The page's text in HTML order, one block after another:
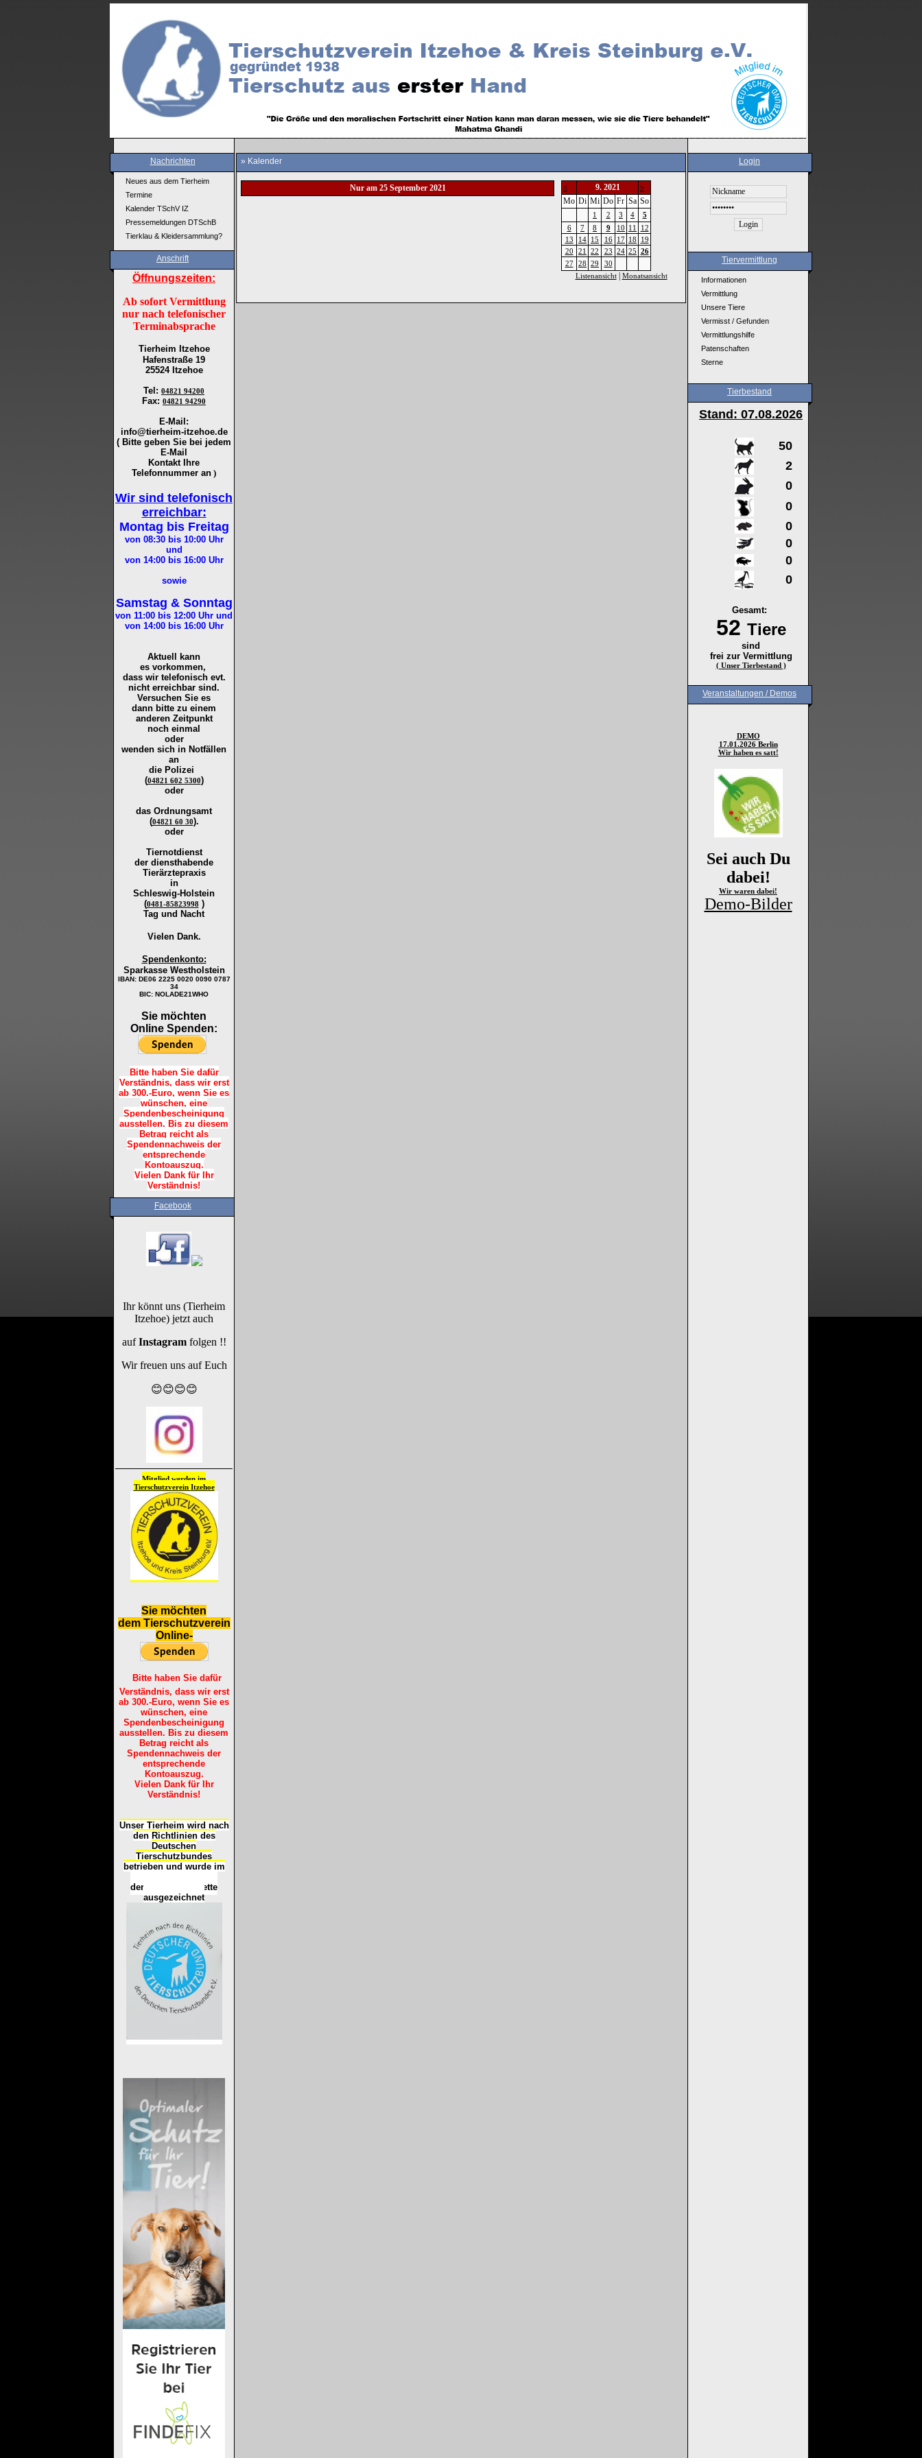
Nachrichten
Neues aus dem Tierheim
Termine
Kalender TSchV IZ
Pressemeldungen DTSchB
Tierklau & Kleidersammlung?
Anschrift
Öffnungszeiten:
Ab sofort Vermittlung
nur nach telefonischer
Terminabsprache
Tierheim Itzehoe
Hafenstraße 19
25524 Itzehoe
Tel : 04821 94200
Fax: 04821 94290
E-Mail:
info@tierheim-itzehoe.de
( Bitte geben Sie bei jedem
E-Mail
Kontakt Ihre
Telefonnummer an )
Wir sind telefonisch
erreichbar:
Montag bis Freitag
von 08:30 bis 10:00Uhr
und
von 14:00 bis 16:00Uhr
sowie
Samstag & Sonntag
von 11:00 bis 12:00 Uhr und
von 14:00 bis 16:00Uhr
Aktuell kann
es vorkommen,
dass wir telefonisch evt.
nicht erreichbar sind.
Versuchen Sie es
dann bitte zu einem
anderen Zeitpunkt
noch einmal
oder
wenden sich in Notfällen
an
die Polizei
(04821 602 5300)
oder
das Ordnungsamt
(04821 60 30).
oder
Tiernotdienst
der diensthabende
Tierärztepraxis
in
Schleswig-Holstein
(0481-85823998 )
Tag und Nacht
Vielen Dank.
Spendenkonto:
Sparkasse Westholstein
IBAN: DE06 2225 0020 0090 0787
34
BIC: NOLADE21WHO
Sie möchten
Online Spenden:
Bitte haben Sie dafür
Verständnis, dass wir erst
ab 300.-Euro, wenn Sie es
wünschen, eine
Spendenbescheinigung
ausstellen. Bis zu diesem
Betrag reicht als
Spendennachweis der
entsprechende
Kontoauszug.
Vielen Dank für Ihr
Verständnis!
Facebook
Ihr könnt uns (Tierheim
Itzehoe) jetzt auch
aufInstagramfolgen !!
Wir freuen uns auf Euch
😊😊😊😊
Mitglied werden im
Tierschutzverein Itzehoe
Sie möchten
dem Tierschutzverein
Online-
Bitte haben Sie dafür
Verständnis, dass wir erst
ab 300.-Euro, wenn Sie es
wünschen, eine
Spendenbescheinigung
ausstellen. Bis zu diesem
Betrag reicht als
Spendennachweis der
entsprechende
Kontoauszug.
Vielen Dank für Ihr
Verständnis!
Unser Tierheim wird nach
den Richtlinien des
Deutschen
Tierschutzbundes
betrieben und wurde im
der
Tierheimplakette
ausgezeichnet
» Kalender
Nur am 25 September 2021 < 9. 2021 >
Mo Di Mi Do Fr Sa So
1 2 3 4
5
6
7 8 9 10 11
12
13
14 15 16 17 18
19
20
21 22 23 24 25 26
27
28 29
30
Listenansicht| Monatsansicht
Login
Tiervermittlung
Informationen
Vermittlung
Unsere Tiere
Vermisst / Gefunden
Vermittlungshilfe
Patenschaften
Sterne
Tierbestand
Stand: 07.08.2026
50
2
0
0
0
0
0
0
Gesamt:
52 Tiere
sind
frei zur Vermittlung
( Unser Tierbestand )
Veranstaltungen / Demos
DEMO
17.01.2026 Berlin
Wir haben es satt!
Sei auch Du
dabei!
Wir waren dabei!
Demo-Bilder